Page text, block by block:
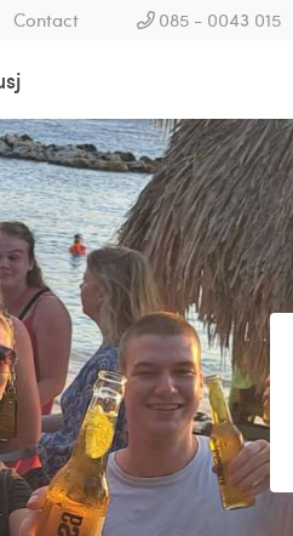
Contact 085 - 0043 015